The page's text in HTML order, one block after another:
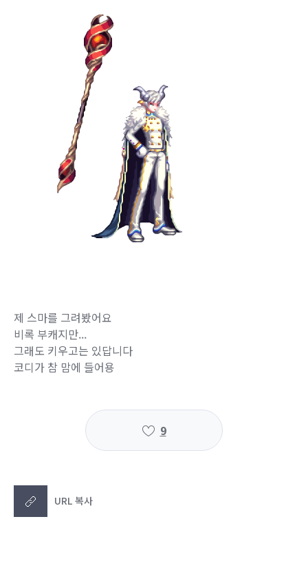
제 스마를 그려봤어요
비록 부캐지만...
그래도 키우고는 있답니다
코디가 참 맘에 들어용
9
URL 복사